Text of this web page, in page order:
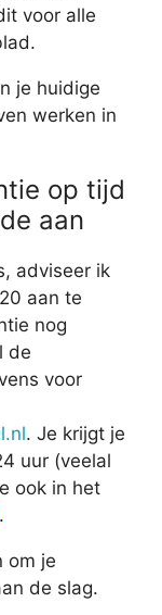
voor alle
je huidige
werken in
op tijd
aan
adviseer ik
aan te
nog
de
voor
. Je krijgt je
uur (veelal
ook in het
.
om je
de slag.